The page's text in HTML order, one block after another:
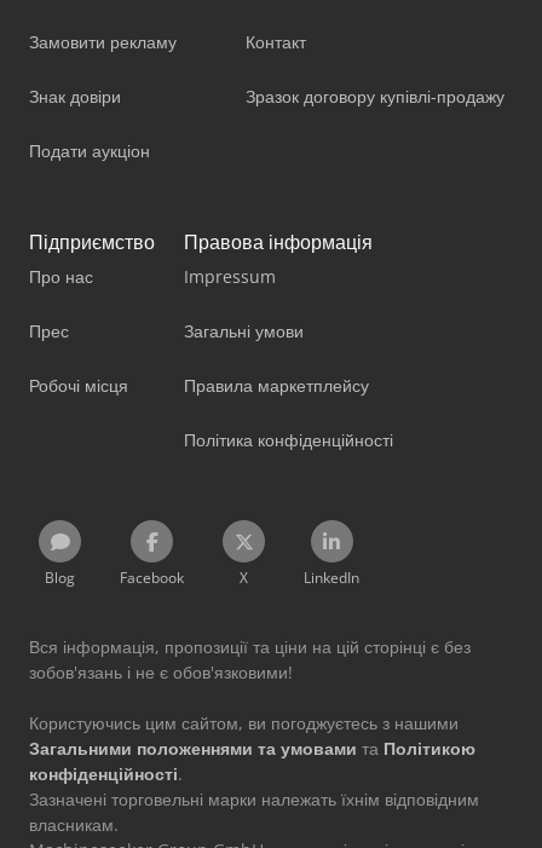
Замовити рекламу
Знак довіри
Подати аукціон
Контакт
Зразок договору купівлі-продажу
Підприємство
Про нас
Прес
Робочі місця
Правова інформація
Impressum
Загальні умови
Правила маркетплейсу
Політика конфіденційності
Blog Facebook X LinkedIn
Вся інформація, пропозиції та ціни на цій сторінці є без
зобов'язань і не є обов'язковими!
Користуючись цим сайтом, ви погоджуєтесь з нашими
Загальними положеннями та умовами та Політикою
конфіденційності.
Зазначені торговельні марки належать їхнім відповідним
власникам.